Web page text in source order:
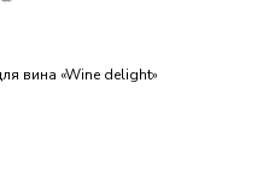
вина «Wine delight»